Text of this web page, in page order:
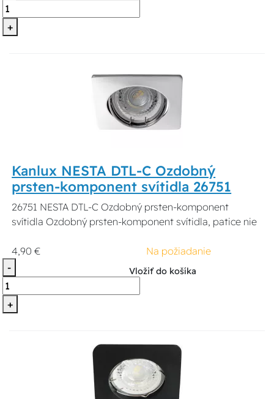
+
Kanlux NESTA DTL-C Ozdobný
prsten-komponent svítidla 26751
26751 NESTA DTL-C Ozdobný prsten-komponent
svítidla Ozdobný prsten-komponent svítidla, patice nie
4,90 €
Na požiadanie
-
+
Vložiť do košíka